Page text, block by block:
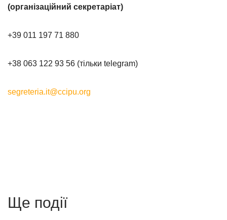
(організаційний секретаріат)
+39 011 197 71 880
+38 063 122 93 56 (тільки telegram)
segreteria.it@ccipu.org
Ще події